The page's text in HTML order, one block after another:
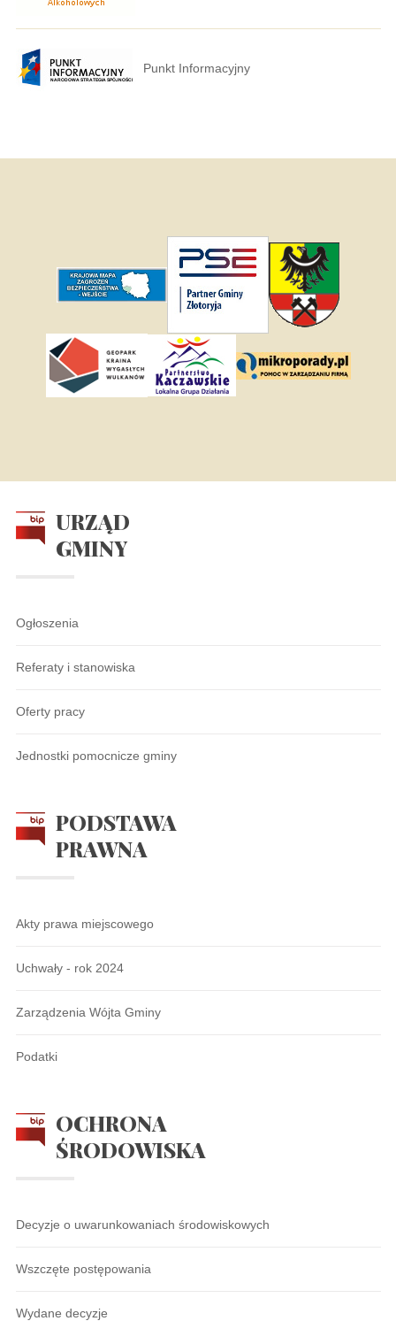
Punkt Informacyjny
URZĄD
GMINY
Ogłoszenia
Referaty i stanowiska
Oferty pracy
Jednostki pomocnicze gminy
PODSTAWA
PRAWNA
Akty prawa miejscowego
Uchwały - rok 2024
Zarządzenia Wójta Gminy
Podatki
OCHRONA
ŚRODOWISKA
Decyzje o uwarunkowaniach środowiskowych
Wszczęte postępowania
Wydane decyzje